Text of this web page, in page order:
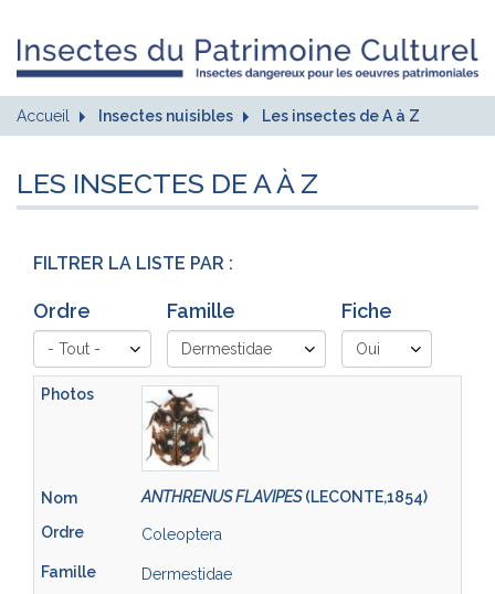
Accueil Insectes nuisibles Les insectes de A à Z
LES INSECTES DE A À Z
FILTRER LA LISTE PAR :
Ordre Famille Fiche
ANTHRENUS FLAVIPES(LECONTE,1854)
Coleoptera
Dermestidae